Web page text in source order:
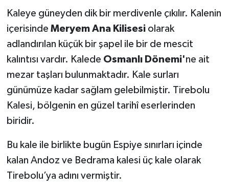
Kaleye güneyden dik bir merdivenle çıkılır. Kalenin
içerisinde Meryem Ana Kilisesi olarak
adlandırılan küçük bir şapel ile bir de mescit
kalıntısı vardır. Kalede Osmanlı Dönemi'ne ait
mezar taşları bulunmaktadır. Kale surları
günümüze kadar sağlam gelebilmiştir. Tirebolu
Kalesi, bölgenin en güzel tarihî eserlerinden
biridir.
Bu kale ile birlikte bugün Espiye sınırları içinde
kalan Andoz ve Bedrama kalesi üç kale olarak
Tirebolu’ya adını vermiştir.